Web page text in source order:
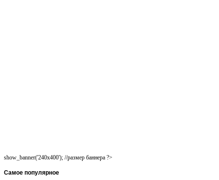
show_banner('240x400'); //размер баннера ?>
Самое популярное